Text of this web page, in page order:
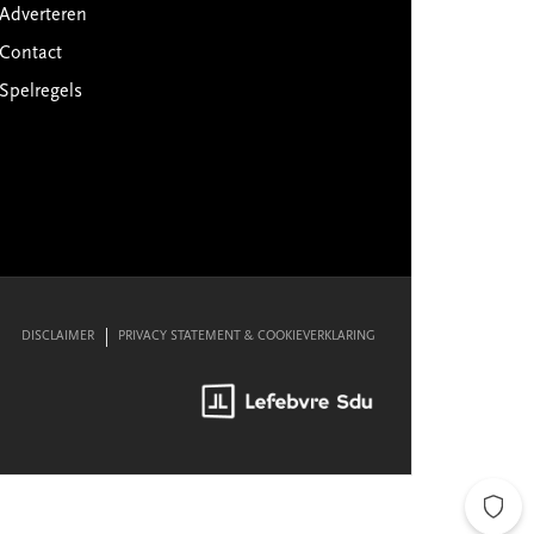
Adverteren
Contact
Spelregels
DISCLAIMER PRIVACY STATEMENT & COOKIEVERKLARING